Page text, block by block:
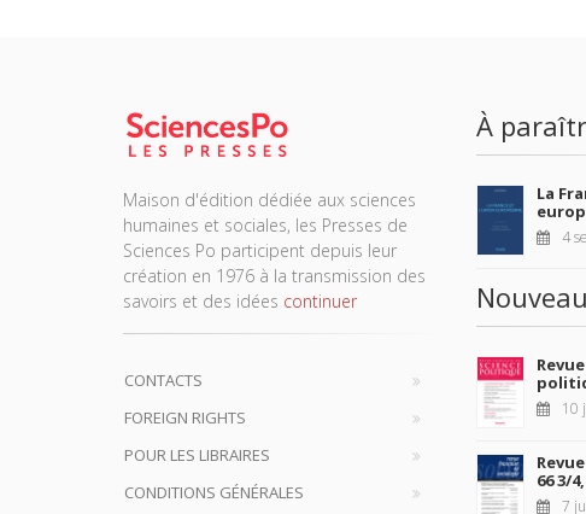
Maison d'édition dédiée aux sciences
humaines et sociales, les Presses de
Sciences Po participent depuis leur
création en 1976 à la transmission des
savoirs et des idées continuer
CONTACTS
FOREIGN RIGHTS
POUR LES LIBRAIRES
CONDITIONS GÉNÉRALES
À
La
4
10
66 3/
7